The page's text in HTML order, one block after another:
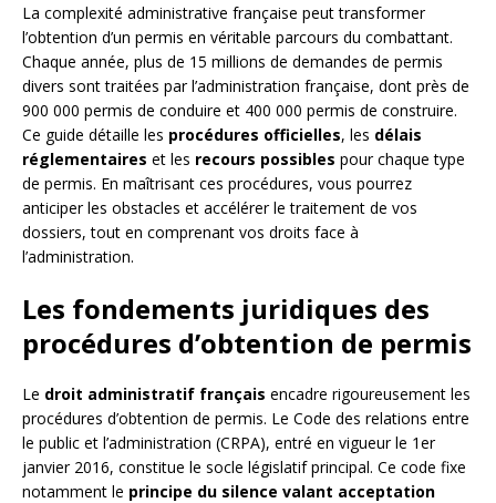
La complexité administrative française peut transformer
l’obtention d’un permis en véritable parcours du combattant.
Chaque année, plus de 15 millions de demandes de permis
divers sont traitées par l’administration française, dont près de
900 000 permis de conduire et 400 000 permis de construire.
Ce guide détaille les procédures officielles, les délais
réglementaires et les recours possibles pour chaque type
de permis. En maîtrisant ces procédures, vous pourrez
anticiper les obstacles et accélérer le traitement de vos
dossiers, tout en comprenant vos droits face à
l’administration.
Les fondements juridiques des
procédures d’obtention de permis
Le droit administratif français encadre rigoureusement les
procédures d’obtention de permis. Le Code des relations entre
le public et l’administration (CRPA), entré en vigueur le 1er
janvier 2016, constitue le socle législatif principal. Ce code fixe
notamment le principe du silence valant acceptation